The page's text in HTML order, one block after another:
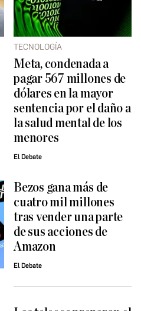
TECNOLOGÍA
Meta, condenada a
pagar 567 millones de
dólares en la mayor
sentencia por el daño a
la salud mental de los
menores
El Debate
Bezos gana más de
cuatro mil millones
tras vender una parte
de sus acciones de
Amazon
El Debate